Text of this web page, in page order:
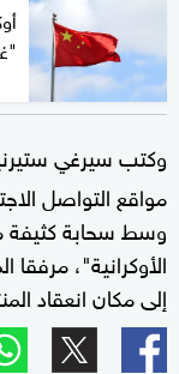
وكتب سيرغي
مواقع التواصل
وسط سحابة كثيفة
الأوكرانية"،
إلى مكان انعقاد